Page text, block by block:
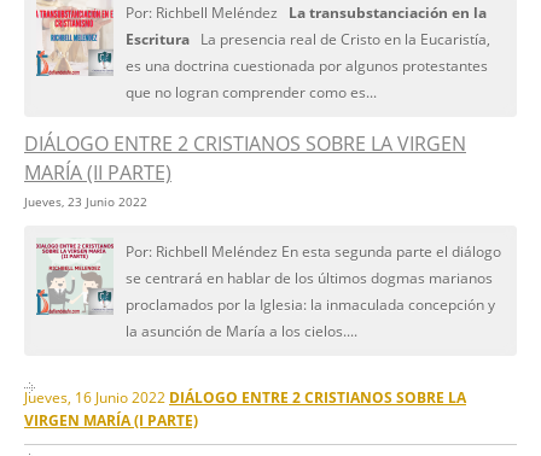
Por: Richbell Meléndez La transubstanciación en la
Escritura La presencia real de Cristo en la Eucaristía,
es una doctrina cuestionada por algunos protestantes
que no logran comprender como es...
DIÁLOGO ENTRE 2 CRISTIANOS SOBRE LA VIRGEN
MARÍA (II PARTE)
Jueves, 23 Junio 2022
Por: Richbell Meléndez En esta segunda parte el diálogo
se centrará en hablar de los últimos dogmas marianos
proclamados por la Iglesia: la inmaculada concepción y
la asunción de María a los cielos....
Jueves, 16 Junio 2022 DIÁLOGO ENTRE 2 CRISTIANOS SOBRE LA
VIRGEN MARÍA (I PARTE)